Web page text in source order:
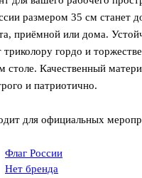
размером 35 см станет
приёмной или дома.
триколору гордо и
столе. Качественный
и патриотично.
для официальных
Флаг России
Нет бренда